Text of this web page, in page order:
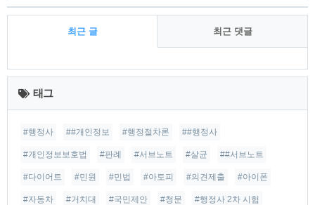
최근 글 최근 댓글
최
근
글
태그
#행정사 ##개인정보 #행정절차론 ##행정사
#개인정보보호법 #판례 #서브노트 #살균 ##서브노트
#다이어트 #민원 #민법 #아토피 #의견제출 #아이폰
#자동차 #거치대 #국민제안 #청문 #행정사 2차 시험